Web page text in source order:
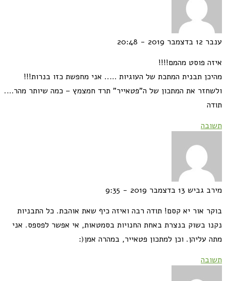
ענבר 12 בדצמבר 2019 - 20:48
איזה פוסט מהמם!!!!
מהיכן תבנית המתכת של העוגיות ….. אני מחפשת כזו בנרות!!!
ולשחזר את המתכון של ה"פטאייר" תרד חמצמץ – כמה שיותר מהר….
תודה
תשובה
מירב גביש 13 בדצמבר 2019 - 9:35
בוקר אור יא קסם! תודה רבה ואיזה כיף שאת אוהבת. כל התבניות
נקנו בשוק בנצרת באחת החנויות בסמטאות, אי אפשר לפספס. אני
מתה עליהן. וכן למתכון פטאייר, במהרה אמן(:
תשובה